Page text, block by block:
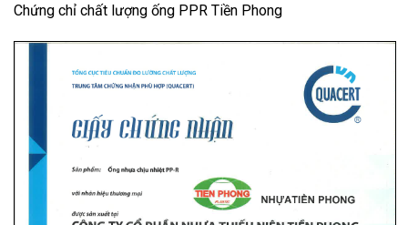
Chứng chỉ chất lượng ống PPR Tiền Phong